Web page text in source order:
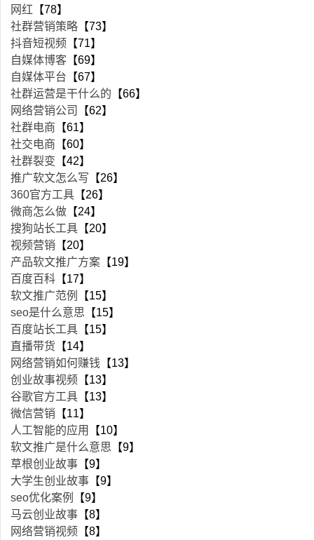
网红 【78】
社群营销策略 【73】
抖音短视频 【71】
自媒体博客 【69】
自媒体平台 【67】
社群运营是干什么的 【66】
网络营销公司
【62】
社群电商 【61】
社交电商 【60】
社群裂变 【42】
推广软文怎么写 【26】
360官方工具 【26】
微商怎么做 【24】
搜狗站长工具 【20】
视频营销 【20】
产品软文推广方案 【19】
百度百科 【17】
软文推广范例
【15】
seo是什么意思 【15】
百度站长工具 【15】
直播带货 【14】
网络营销如何赚钱 【13】
创业故事视频 【13】
谷歌官方工具 【13】
微信营销 【11】
人工智能的应用
【10】
软文推广是什么意思 【9】
草根创业故事 【9】
大学生创业故事 【9】
seo优化案例
【9】
马云创业故事 【8】
网络营销视频 【8】